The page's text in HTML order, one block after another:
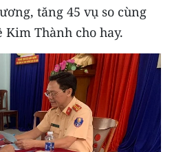
tăng 45 vụ so cùng
Kim Thành cho hay.